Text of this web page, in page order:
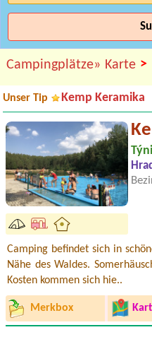
Campingplätze» Karte >
Unser Tip Kemp Keramika
Camping befindet sich in
Nähe des Waldes.
Kosten kommen sich hie..
Merkbox